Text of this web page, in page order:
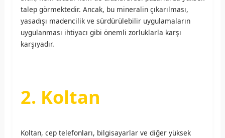
talep görmektedir. Ancak, bu mineralin çıkarılması,
yasadışı madencilik ve sürdürülebilir uygulamaların
uygulanması ihtiyacı gibi önemli zorluklarla karşı
karşıyadır.
2. Koltan
Koltan, cep telefonları, bilgisayarlar ve diğer yüksek